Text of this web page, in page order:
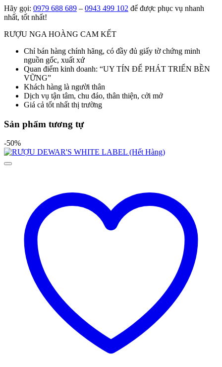
Hãy gọi: 0979 688 689 – 0943 499 102 để được phục vụ nhanh
nhất, tốt nhất!
RƯỢU NGA HOÀNG CAM KẾT
Chỉ bán hàng chính hãng, có đầy đủ giấy tờ chứng minh
nguồn gốc, xuất xứ
Quan điểm kinh doanh: “UY TÍN ĐỂ PHÁT TRIỂN BỀN
VỮNG”
Khách hàng là người thân
Dịch vụ tận tâm, chu đáo, thân thiện, cởi mở
Giá cả tốt nhất thị trường
Sản phẩm tương tự
-50%